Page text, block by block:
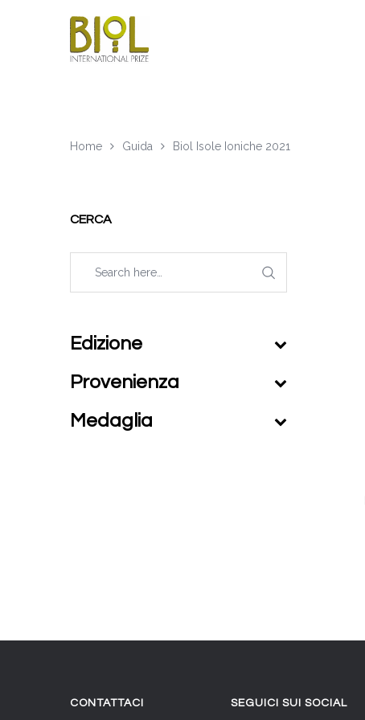
Home Guida Biol Isole Ioniche 2021
CERCA
Edizione
Provenienza
Medaglia
CONTATTACI SEGUICI SUI SOCIAL